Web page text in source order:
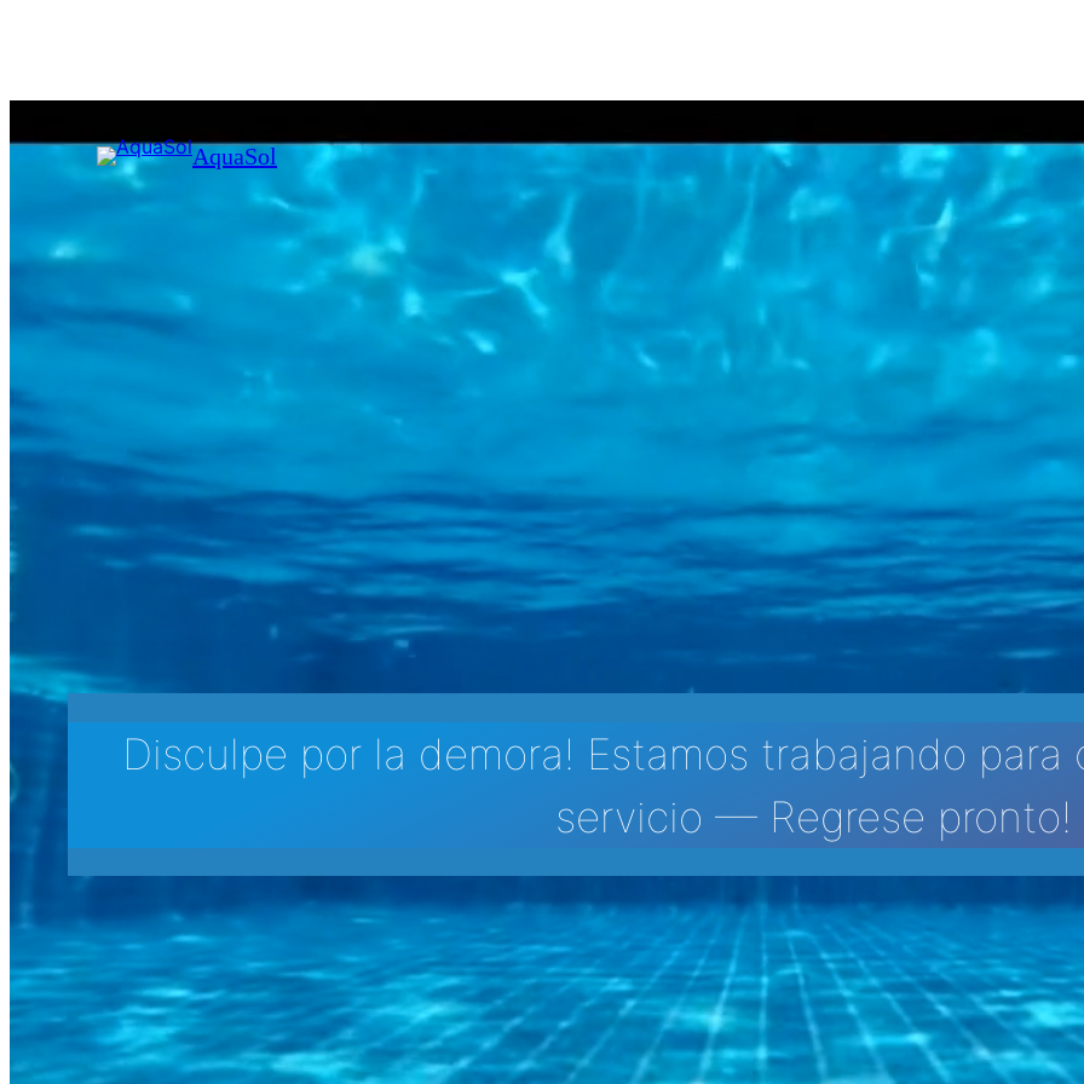
AquaSol
Disculpe por la demora! Estamos trabajando
servicio — Regrese pronto!